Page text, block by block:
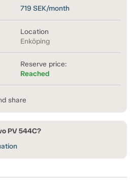
719 SEK/month
Location
Enköping
Reserve price:
Reached
share
PV 544C?